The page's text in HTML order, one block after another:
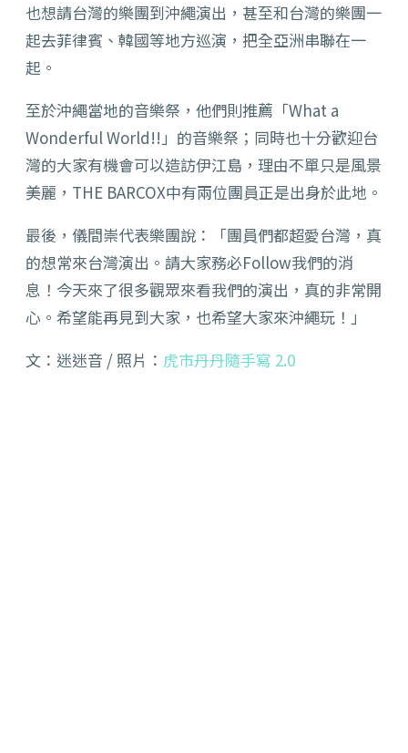
也想請台灣的樂團到沖繩演出，甚至和台灣的樂團一
起去菲律賓、韓國等地方巡演，把全亞洲串聯在一
起。
至於沖繩當地的音樂祭，他們則推薦「What a
Wonderful World!!」的音樂祭；同時也十分歡迎台
灣的大家有機會可以造訪伊江島，理由不單只是風景
美麗，THE BARCOX中有兩位團員正是出身於此地。
最後，儀間崇代表樂團說：「團員們都超愛台灣，真
的想常來台灣演出。請大家務必Follow我們的消
息！今天來了很多觀眾來看我們的演出，真的非常開
心。希望能再見到大家，也希望大家來沖繩玩！」
文：迷迷音 / 照片： 虎市丹丹隨手寫 2.0